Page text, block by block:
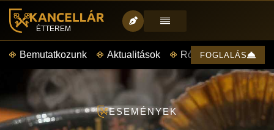
ÉTTEREM
Bemutatkozunk Aktualitások Rólunk mondták
FOGLALÁS
ESEMÉNYEK